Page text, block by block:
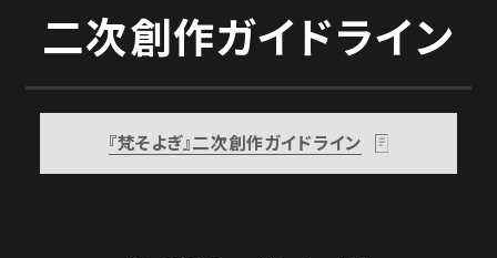
二次創作ガイドライン
『梵そよぎ』二次創作ガイドライン